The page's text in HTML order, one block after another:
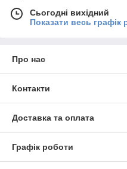
Сьогодні вихідний
Показати весь графік
Про нас
Контакти
Доставка та оплата
Графік роботи